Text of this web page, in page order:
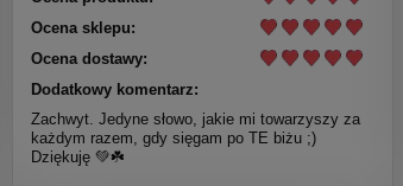
Ocena sklepu:
Ocena dostawy:
Dodatkowy komentarz:
Zachwyt. Jedyne słowo, jakie mi towarzyszy za
każdym razem, gdy sięgam po TE biżu ;)
Dziękuję 💚☘️